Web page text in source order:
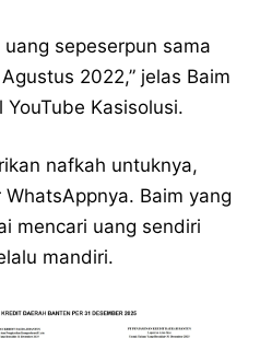
sepeserpun sama
2022,” jelas Baim
Kasisolusi.
nafkah untuknya,
Baim yang
mencari uang sendiri
mandiri.